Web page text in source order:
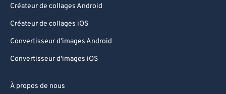
Créateur de collages Android
Créateur de collages iOS
Convertisseur d'images Android
Convertisseur d'images iOS
À propos de nous